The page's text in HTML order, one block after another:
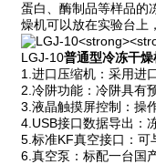
蛋白、酶制品等样品的
燥机可以放在实验台上
LGJ-10普通型冷冻干燥
1.进口压缩机：采用进
2.冷阱功能：冷阱具有
3.液晶触摸屏控制：操
4.USB接口数据导出：
5.标准KF真空接口：可
6.真空泵：标配一台国